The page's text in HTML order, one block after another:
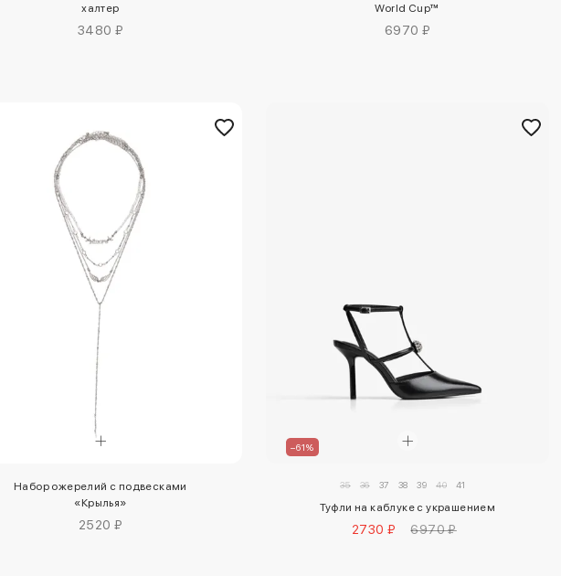
халтер
3480 ₽
World Cup™
6970 ₽
Набор ожерелий с подвесками
«Крылья»
2520 ₽
–61%
35 36 37 38 39 40 41
Туфли на каблуке с украшением
2730 ₽ 6970 ₽